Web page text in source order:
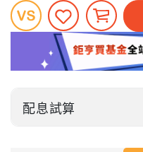
配息試算